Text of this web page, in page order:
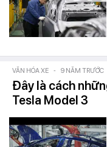
VĂN HÓA XE - 9 NĂM TRƯỚC
Đây là cách
Tesla Model 3